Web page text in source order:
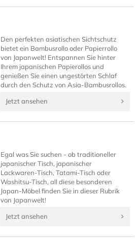
Den perfekten asiatischen Sichtschutz
bietet ein Bambusrollo oder Papierrollo
von Japanwelt! Entspannen Sie hinter
Ihrem japanischen Papierollos und
genießen Sie einen ungestörten Schlaf
durch den Schutz von Asia-Bambusrollos.
Jetzt ansehen
Egal was Sie suchen - ob traditioneller
japanischer Tisch, japanischer
Lackwaren-Tisch, Tatami-Tisch oder
Washitsu-Tisch, all diese besonderen
Japan-Möbel finden Sie in dieser Rubrik
von Japanwelt!
Jetzt ansehen